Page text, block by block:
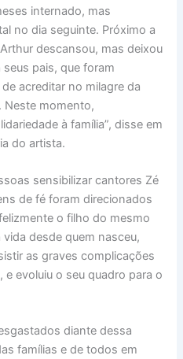
internado, mas
no dia seguinte. Próximo a
descansou, mas deixou
pais, que foram
acreditar no milagre da
Neste momento,
à família”, disse em
do artista.
sensibilizar cantores Zé
de fé foram direcionados
o filho do mesmo
desde quem nasceu,
as graves complicações
evoluiu o seu quadro para o
diante dessa
famílias e de todos em